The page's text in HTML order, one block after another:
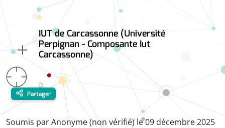
IUT de Carcassonne (Université
Perpignan - Composante Iut
Carcassonne)
Partager
Soumis parAnonyme (non vérifié)le09 décembre 2025